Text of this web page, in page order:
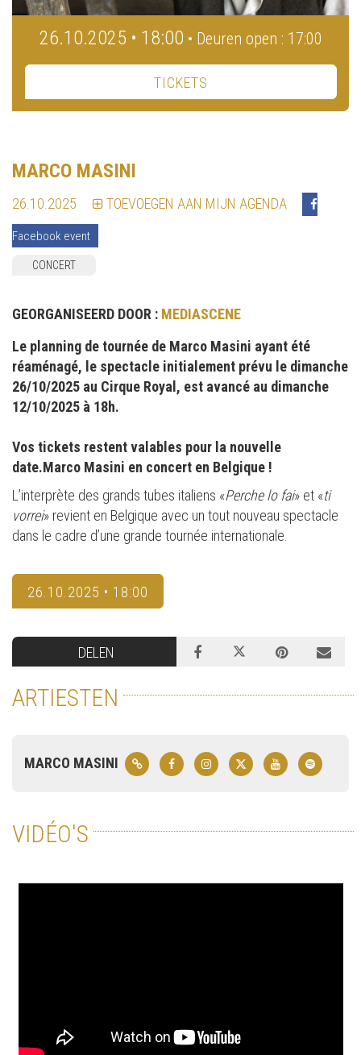
26.10.2025 • 18:00 • Deuren open : 17:00
TICKETS
MARCO MASINI
26.10.2025 TOEVOEGEN AAN MIJN AGENDA
Facebook event
CONCERT
GEORGANISEERD DOOR : MEDIASCENE
Le planning de tournée de Marco Masini ayant été
réaménagé, le spectacle initialement prévu le dimanche
26/10/2025 au Cirque Royal, est avancé au dimanche
12/10/2025 à 18h.
Vos tickets restent valables pour la nouvelle
date.Marco Masini en concert en Belgique !
L’interprète des grands tubes italiens «Perche lo fai» et «ti
vorrei» revient en Belgique avec un tout nouveau spectacle
dans le cadre d’une grande tournée internationale.
26.10.2025 • 18:00
DELEN
ARTIESTEN
MARCO MASINI
VIDÉO'S